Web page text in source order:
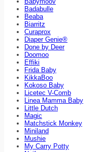
Badabulle
Beaba
Biarritz
Curaprox
Diaper Genie®
Done by Deer
Doomoo
Effiki
Frida Baby
KikkaBoo
Kokoso Baby
Licetec V-Comb
Linea Mamma Baby
Little Dutch
Magic
Matchstick Monkey
Miniland
Mushie
My Carry Potty